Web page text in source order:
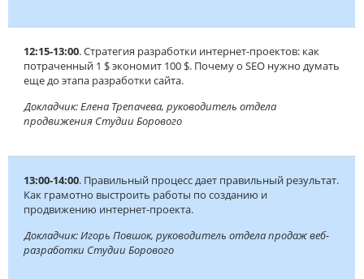
12:15-13:00. Стратегия разработки интернет-проектов: как
потраченный 1 $ экономит 100 $. Почему о SEO нужно думать
еще до этапа разработки сайта.
Докладчик: Елена Трепачева, руководитель отдела
продвижения Студии Борового
13:00-14:00. Правильный процесс дает правильный результат.
Как грамотно выстроить работы по созданию и
продвижению интернет-проекта.
Докладчик: Игорь Повшок, руководитель отдела продаж веб-
разработки Студии Борового